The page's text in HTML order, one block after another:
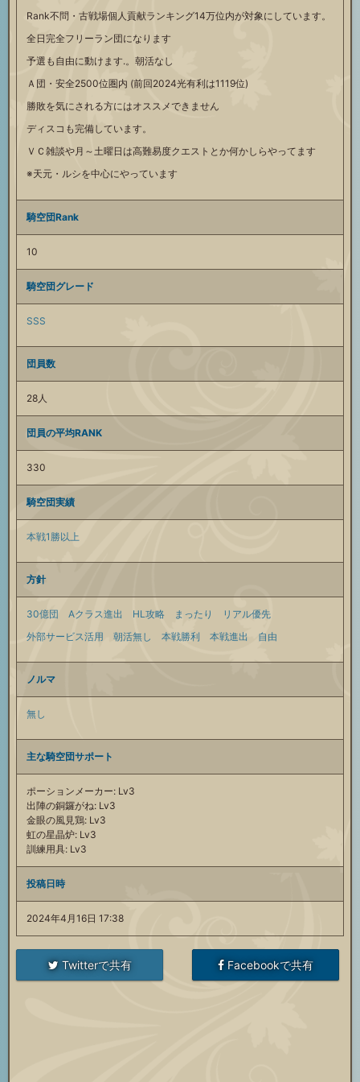
Rank不問・古戦場個人貢献ランキング14万位内が対象にしています。
全日完全フリーラン団になります
予選も自由に動けます.。朝活なし
Ａ団・安全2500位圏内 (前回2024光有利は1119位)
勝敗を気にされる方にはオススメできません
ディスコも完備しています。
ＶＣ雑談や月～土曜日は高難易度クエストとか何かしらやってます
※天元・ルシを中心にやっています
騎空団Rank
10
騎空団グレード
SSS
団員数
28人
団員の平均RANK
330
騎空団実績
本戦1勝以上
方針
30億団 Aクラス進出 HL攻略 まったり
リアル優先
外部サービス活用
朝活無し 本戦勝利 本戦進出 自由
ノルマ
無し
主な騎空団サポート
ポーションメーカー: Lv3
出陣の銅鑼がね: Lv3
金眼の風見鶏: Lv3
虹の星晶炉: Lv3
訓練用具: Lv3
投稿日時
2024年4月16日 17:38
Twitterで共有 Facebookで共有